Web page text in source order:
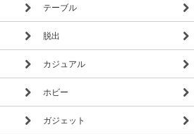
テーブル
脱出
カジュアル
ホビー
ガジェット